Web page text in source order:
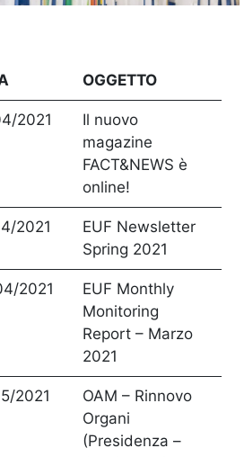
OGGETTO
2021
Il nuovo
magazine
FACT&NEWS è
online!
2021
EUF Newsletter
Spring 2021
2021
EUF Monthly
Monitoring
Report – Marzo
2021
2021
OAM – Rinnovo
Organi
(Presidenza –